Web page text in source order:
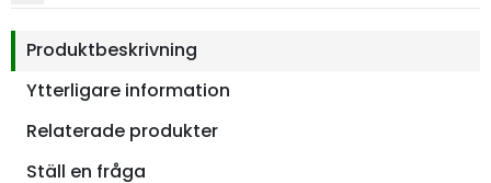
Produktbeskrivning
Ytterligare information
Relaterade produkter
Ställ en fråga